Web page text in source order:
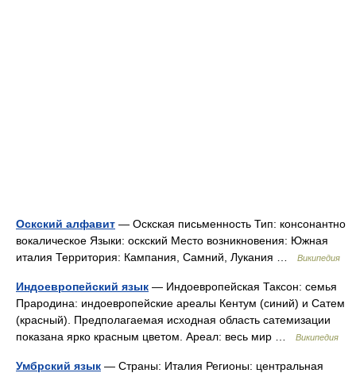
Оскский алфавит — Оскская письменность Тип: консонантно
вокалическое Языки: оскский Место возникновения: Южная
италия Территория: Кампания, Самний, Лукания …
Википедия
Индоевропейский язык — Индоевропейская Таксон: семья
Прародина: индоевропейские ареалы Кентум (синий) и Сатем
(красный). Предполагаемая исходная область сатемизации
показана ярко красным цветом. Ареал: весь мир …
Википедия
Умбрский язык — Страны: Италия Регионы: центральная